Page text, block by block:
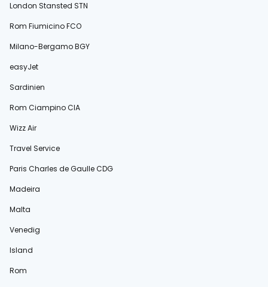
London Stansted STN
Rom Fiumicino FCO
Milano-Bergamo BGY
easyJet
Sardinien
Rom Ciampino CIA
Wizz Air
Travel Service
Paris Charles de Gaulle CDG
Madeira
Malta
Venedig
Island
Rom